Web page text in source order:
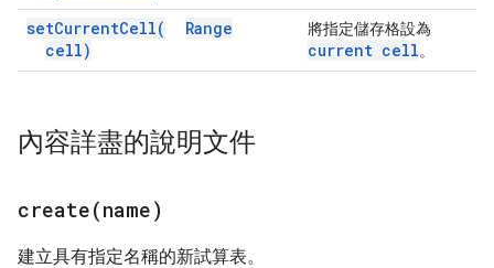
setCurrentCell(
cell)
Range 將指定儲存格設為
current cell。
內容詳盡的說明文件
create(name)
建立具有指定名稱的新試算表。